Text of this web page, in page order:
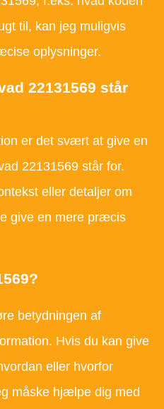
til, kan jeg muligvis
oplysninger.
22131569 står
er det svært at give en
22131569 står for.
eller detaljer om
give en mere præcis
betydningen af
Hvis du kan give
eller hvorfor
måske hjælpe dig med